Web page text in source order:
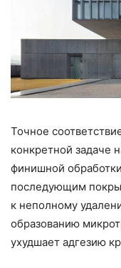
Точное
конкретной задаче
финишной
последующим
к неполному
образованию
ухудшает адгезию